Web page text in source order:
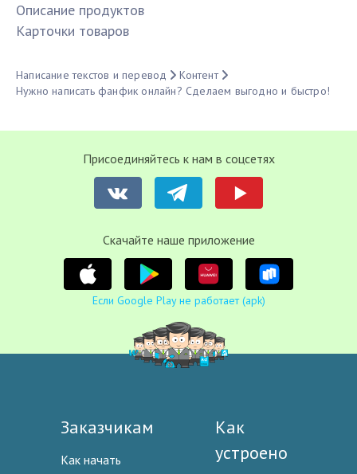
Описание продуктов
Карточки товаров
Написание текстов и перевод
Контент
Нужно написать фанфик онлайн? Сделаем выгодно и быстро!
Присоединяйтесь к нам в соцсетях
Cкачайте наше приложение
Если Google Play не работает (apk)
Заказчикам
Как начать
Как
устроено